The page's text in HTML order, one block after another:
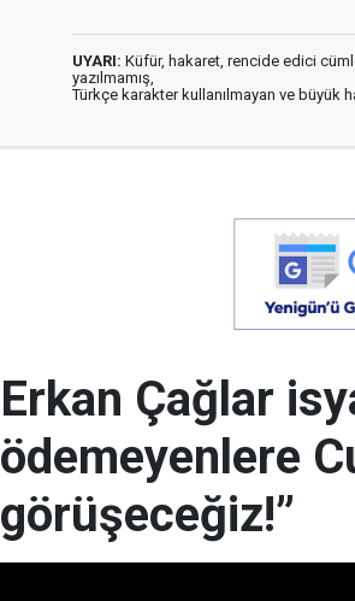
UYARI: Küfür, hakaret, rencide edici
yazılmamış,
Türkçe karakter kullanılmayan ve büyük
Erkan Çağlar
ödemeyenlere
görüşeceğiz!”